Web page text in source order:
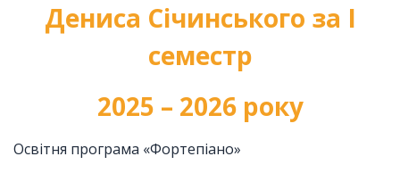
Дениса Січинського за І
семестр
2025 – 2026 року
Освітня програма «Фортепіано»